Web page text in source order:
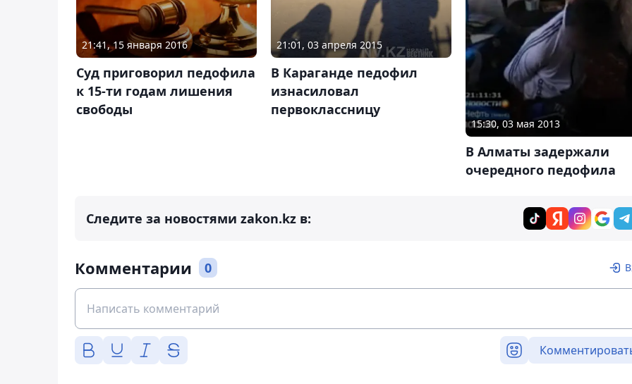
21:41, 15 января 2016
Суд приговорил педофила
к 15-ти годам лишения
свободы
21:01, 03 апреля 2015
В Караганде педофил
изнасиловал
первоклассницу
15:30, 03 мая 2013
В Алматы задержали
очередного педофила
Следите за новостями zakon.kz в:
Комментарии 0